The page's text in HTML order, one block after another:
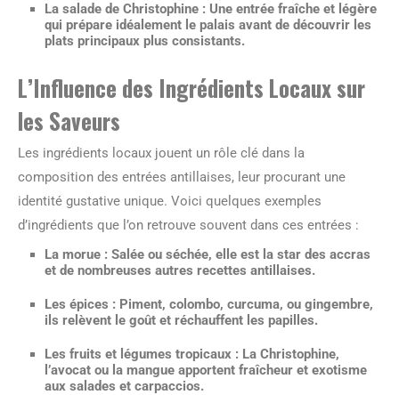
La salade de Christophine : Une entrée fraîche et légère
qui prépare idéalement le palais avant de découvrir les
plats principaux plus consistants.
L’Influence des Ingrédients Locaux sur
les Saveurs
Les ingrédients locaux jouent un rôle clé dans la
composition des entrées antillaises, leur procurant une
identité gustative unique. Voici quelques exemples
d’ingrédients que l’on retrouve souvent dans ces entrées :
La morue : Salée ou séchée, elle est la star des accras
et de nombreuses autres recettes antillaises.
Les épices : Piment, colombo, curcuma, ou gingembre,
ils relèvent le goût et réchauffent les papilles.
Les fruits et légumes tropicaux : La Christophine,
l’avocat ou la mangue apportent fraîcheur et exotisme
aux salades et carpaccios.